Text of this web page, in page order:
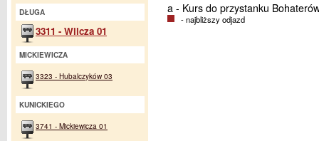
a - Kurs do przystanku
- najbliższy odjazd
DŁUGA
3311 - Wilcza 01
MICKIEWICZA
3323 - Hubalczyków 03
KUNICKIEGO
3741 - Mickiewicza 01